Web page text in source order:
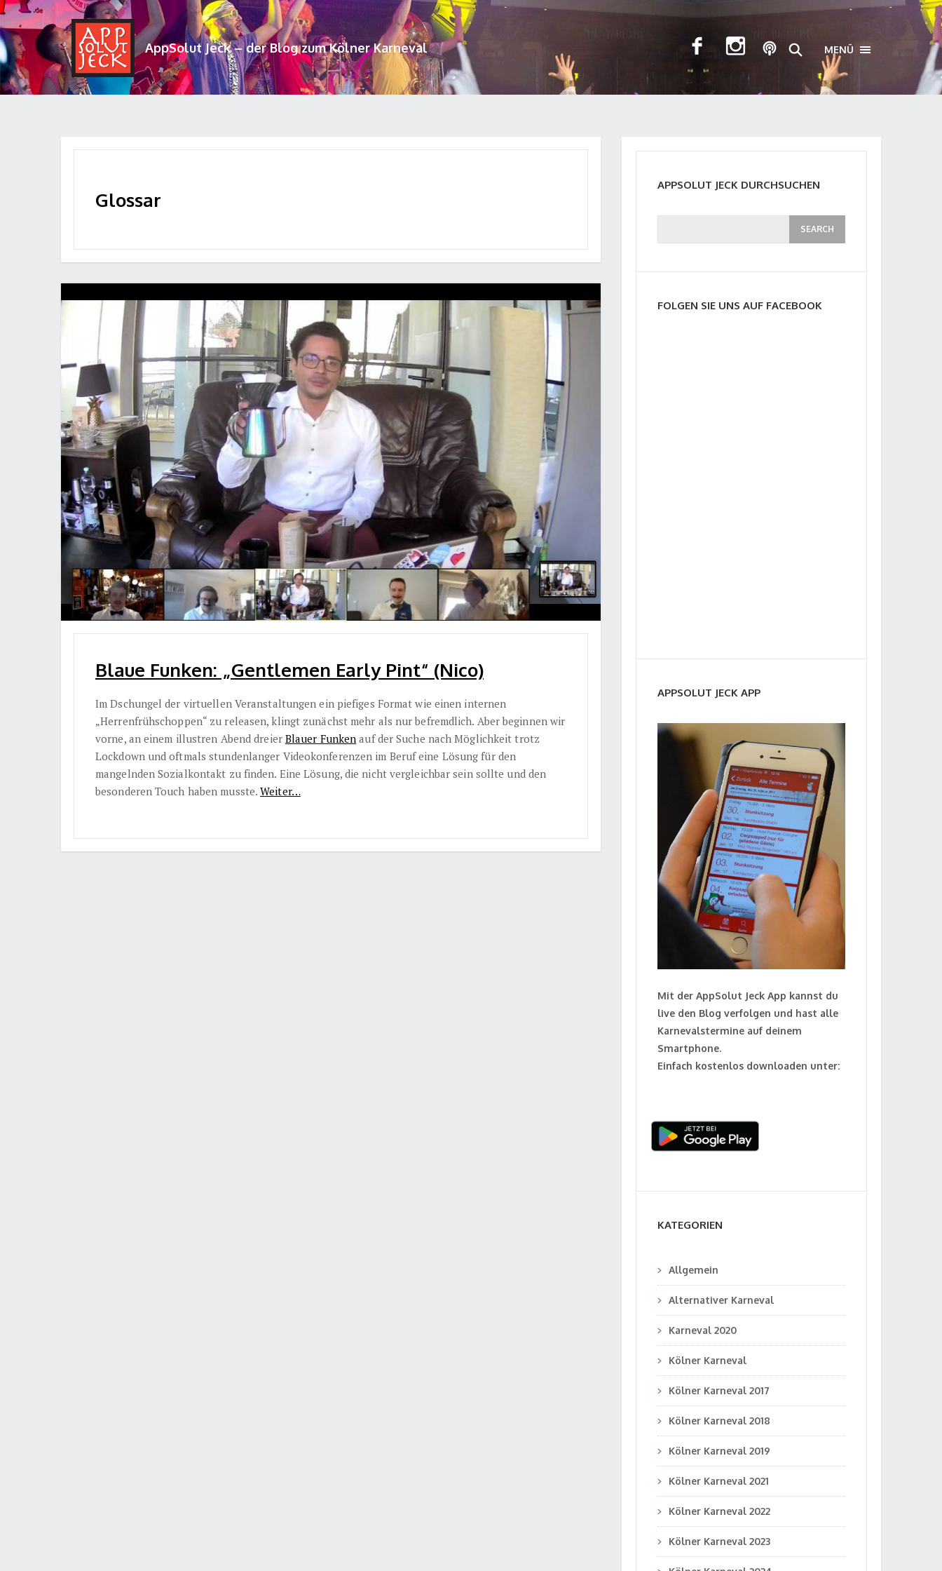
AppSolut Jeck – der Blog zum Kölner Karneval MENÜ TOGGLE
Glossar
Blaue Funken: „Gentlemen Early Pint“ (Nico)
Im Dschungel der virtuellen Veranstaltungen ein piefiges Format wie einen internen
„Herrenfrühschoppen“ zu releasen, klingt zunächst mehr als nur befremdlich. Aber beginnen wir
vorne, an einem illustren Abend dreier Blauer Funken auf der Suche nach Möglichkeit trotz
Lockdown und oftmals stundenlanger Videokonferenzen im Beruf eine Lösung für den
mangelnden Sozialkontakt zu finden. Eine Lösung, die nicht vergleichbar sein sollte und den
besonderen Touch haben musste.Weiter…
APPSOLUT JECK DURCHSUCHEN
FOLGEN SIE UNS AUF FACEBOOK
APPSOLUT JECK APP
Mit der AppSolut Jeck App kannst du
live den Blog verfolgen und hast alle
Karnevalstermine auf deinem
Smartphone.
Einfach kostenlos downloaden unter:
KATEGORIEN
Allgemein
Alternativer Karneval
Karneval 2020
Kölner Karneval
Kölner Karneval 2017
Kölner Karneval 2018
Kölner Karneval 2019
Kölner Karneval 2021
Kölner Karneval 2022
Kölner Karneval 2023